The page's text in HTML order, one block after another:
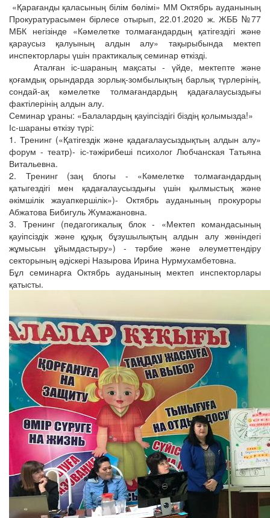
«Қарағанды қаласының білім бөлімі» ММ Октябрь ауданының
Прокуратурасымен бірлесе отырып, 22.01.2020 ж. ЖББ №77
МБК негізінде «Кәмелетке толмағандардың қатігездігі және
қараусыз қалуының алдын алу» тақырыбында мектеп
инспекторлары үшін практикалық семинар өткізді.
Аталған іс-шараның мақсаты - үйде, мектепте және
қоғамдық орындарда зорлық-зомбылықтың барлық түрлерінің,
сондай-ақ кәмелетке толмағандардың қадағалаусыздығы
фактілерінің алдын алу.
Семинар ұраны: «Балалардың қауіпсіздігі біздің қолымызда!»
Іс-шараны өткізу түрі:
1. Тренинг («Қатігездік және қадағалаусыздықтың алдын алу»
форум - театр)- іс-тәжірибеші психолог Любчанская Татьяна
Витальевна.
2. Тренинг (заң блогы - «Кәмелетке толмағандардың
қатыгездігі мен қадағалаусыздығы үшін қылмыстық және
әкімшілік жауапкершілік»)- Октябрь ауданының прокуроры
Абжатова Бибигуль Жумажановна.
3. Тренинг (педагогикалық блок - «Мектеп командасының
қауіпсіздік және құқық бұзушылықтың алдын алу жөніндегі
жұмысын ұйымдастыру») - тәрбие және әлеуметтендіру
секторының әдіскері Назырова Ирина Нурмухамбетовна.
Бұл семинарға Октябрь ауданының мектеп инспекторлары
қатысты.